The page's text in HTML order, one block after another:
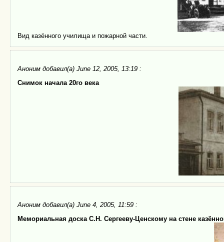
Вид казённого училища и пожарной части.
Аноним добавил(а) June 12, 2005, 13:19 :
Снимок начала 20го века
Аноним добавил(а) June 4, 2005, 11:59 :
Мемориальная доска С.Н. Сергееву-Ценскому на стене